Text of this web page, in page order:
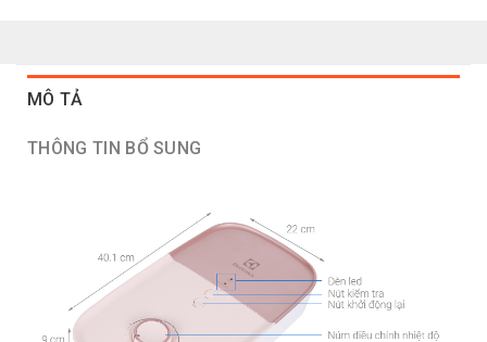
MÔ TẢ
THÔNG TIN BỔ SUNG